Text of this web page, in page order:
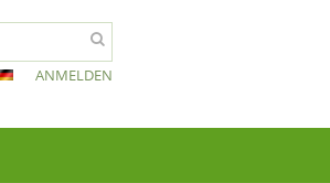
ANMELDEN